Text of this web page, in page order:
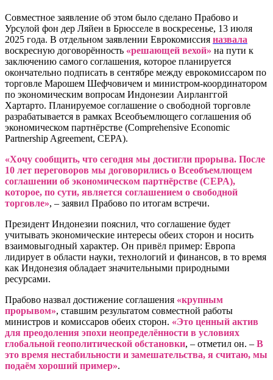
Совместное заявление об этом было сделано Прабово и
Урсулой фон дер Ляйен в Брюсселе в воскресенье, 13 июля
2025 года. В отдельном заявлении Еврокомиссия назвала
воскресную договорённость «решающей вехой» на пути к
заключению самого соглашения, которое планируется
окончательно подписать в сентябре между еврокомиссаром по
торговле Марошем Шефчовичем и министром-координатором
по экономическим вопросам Индонезии Аирланггой
Хартарто. Планируемое соглашение о свободной торговле
разрабатывается в рамках Всеобъемлющего соглашения об
экономическом партнёрстве (Comprehensive Economic
Partnership Agreement, CEPA).
«Хочу сообщить, что сегодня мы достигли прорыва. После
10 лет переговоров мы договорились о Всеобъемлющем
соглашении об экономическом партнёрстве (CEPA),
которое, по сути, является соглашением о свободной
торговле», – заявил Прабово по итогам встречи.
Президент Индонезии пояснил, что соглашение будет
учитывать экономические интересы обеих сторон и носить
взаимовыгодный характер. Он привёл пример: Европа
лидирует в области науки, технологий и финансов, в то время
как Индонезия обладает значительными природными
ресурсами.
Прабово назвал достижение соглашения «крупным
прорывом», ставшим результатом совместной работы
министров и комиссаров обеих сторон. «Это ценный актив
для преодоления эпохи неопределённости в условиях
глобальной геополитической обстановки, – отметил он. – В
это время нестабильности и замешательства, я считаю, мы
подаём хороший пример».